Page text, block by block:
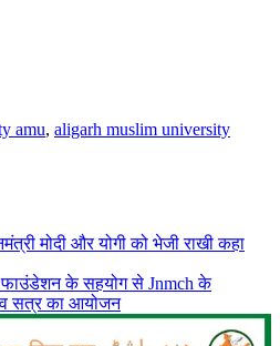
amu, aligarh muslim university
मोदी और योगी को भेजी राखी कहा
के सहयोग से Jnmch के
सत्र का आयोजन